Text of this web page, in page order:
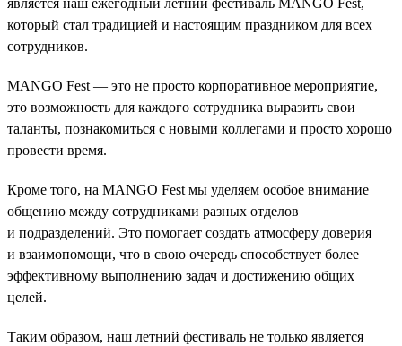
является наш ежегодный летний фестиваль MANGO Fest,
который стал традицией и настоящим праздником для всех
сотрудников.
MANGO Fest — это не просто корпоративное мероприятие,
это возможность для каждого сотрудника выразить свои
таланты, познакомиться с новыми коллегами и просто хорошо
провести время.
Кроме того, на MANGO Fest мы уделяем особое внимание
общению между сотрудниками разных отделов
и подразделений. Это помогает создать атмосферу доверия
и взаимопомощи, что в свою очередь способствует более
эффективному выполнению задач и достижению общих
целей.
Таким образом, наш летний фестиваль не только является